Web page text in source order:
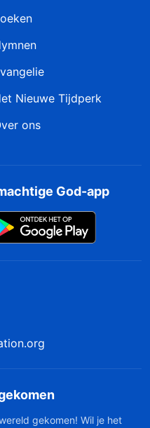
Nieuwe Tijdperk
ons
God-app
gekomen! Wil je het